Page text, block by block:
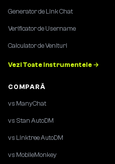
Generator de Link Chat
Verificator de Username
Calculator de Venituri
Vezi Toate Instrumentele →
COMPARĂ
vs ManyChat
vs Stan AutoDM
vs Linktree AutoDM
vs MobileMonkey